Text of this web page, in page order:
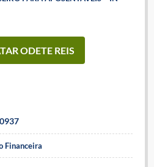
ODETE REIS
Financeira